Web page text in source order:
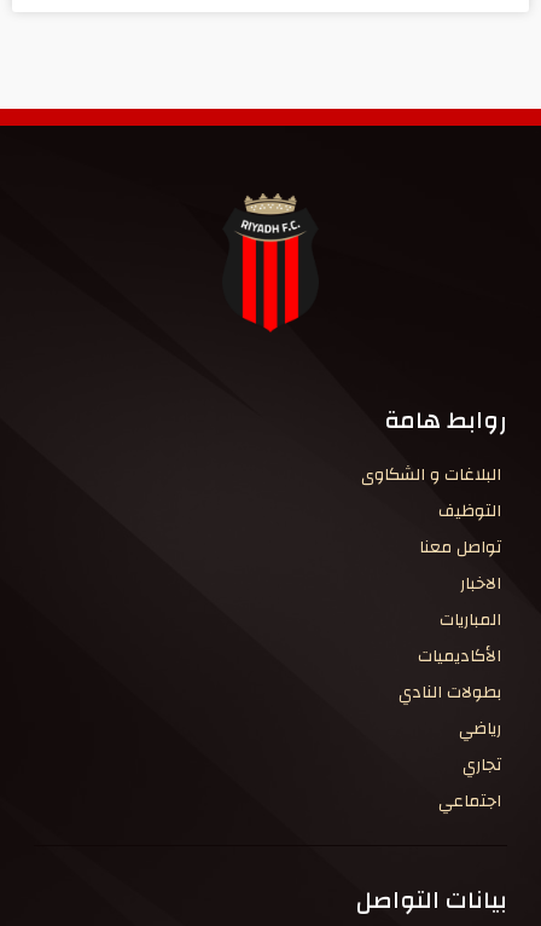
روابط هامة
البلاغات و الشكاوى
التوظيف
تواصل معنا
الاخبار
المباريات
الأكاديميات
بطولات النادي
رياضي
تجاري
اجتماعي
بيانات التواصل